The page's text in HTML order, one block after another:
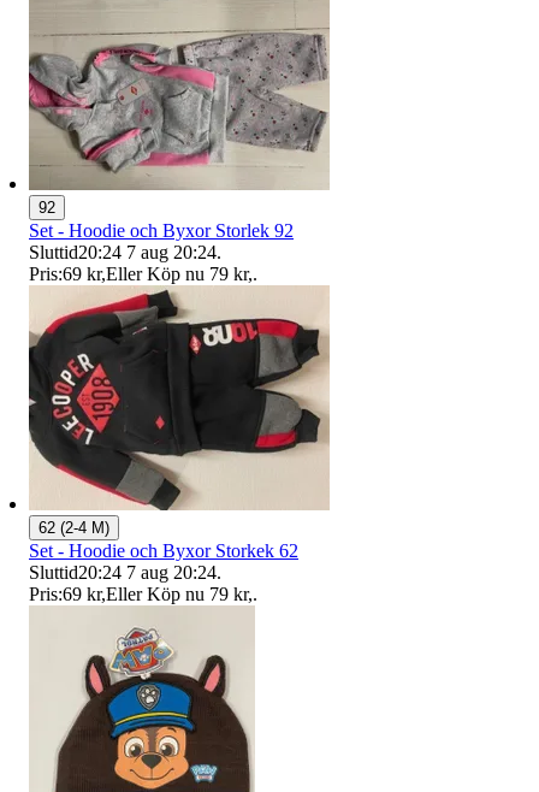
92
Set - Hoodie och Byxor Storlek 92
Sluttid20:24 7 aug 20:24.
Pris:69 kr,Eller Köp nu 79 kr,.
62 (2-4 M)
Set - Hoodie och Byxor Storkek 62
Sluttid20:24 7 aug 20:24.
Pris:69 kr,Eller Köp nu 79 kr,.